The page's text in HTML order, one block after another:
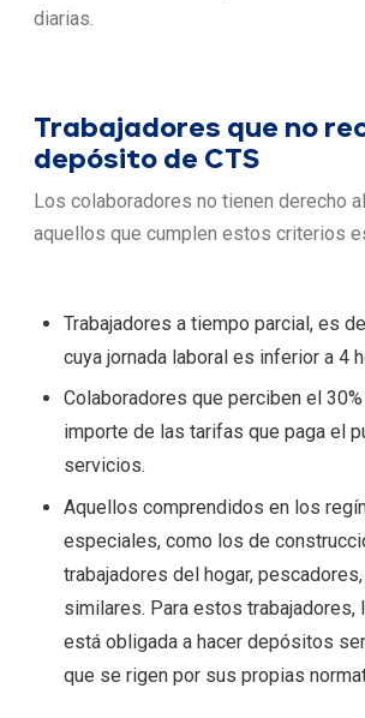
diarias.
Trabajadores que no
depósito de CTS
Los colaboradores no tienen derecho
aquellos que cumplen estos criterios
Trabajadores a tiempo parcial, es
cuya jornada laboral es inferior a 4
Colaboradores que perciben el 30%
importe de las tarifas que paga el
servicios.
Aquellos comprendidos en los
especiales, como los de
trabajadores del hogar,
similares. Para estos trabajadores,
está obligada a hacer depósitos
que se rigen por sus propias